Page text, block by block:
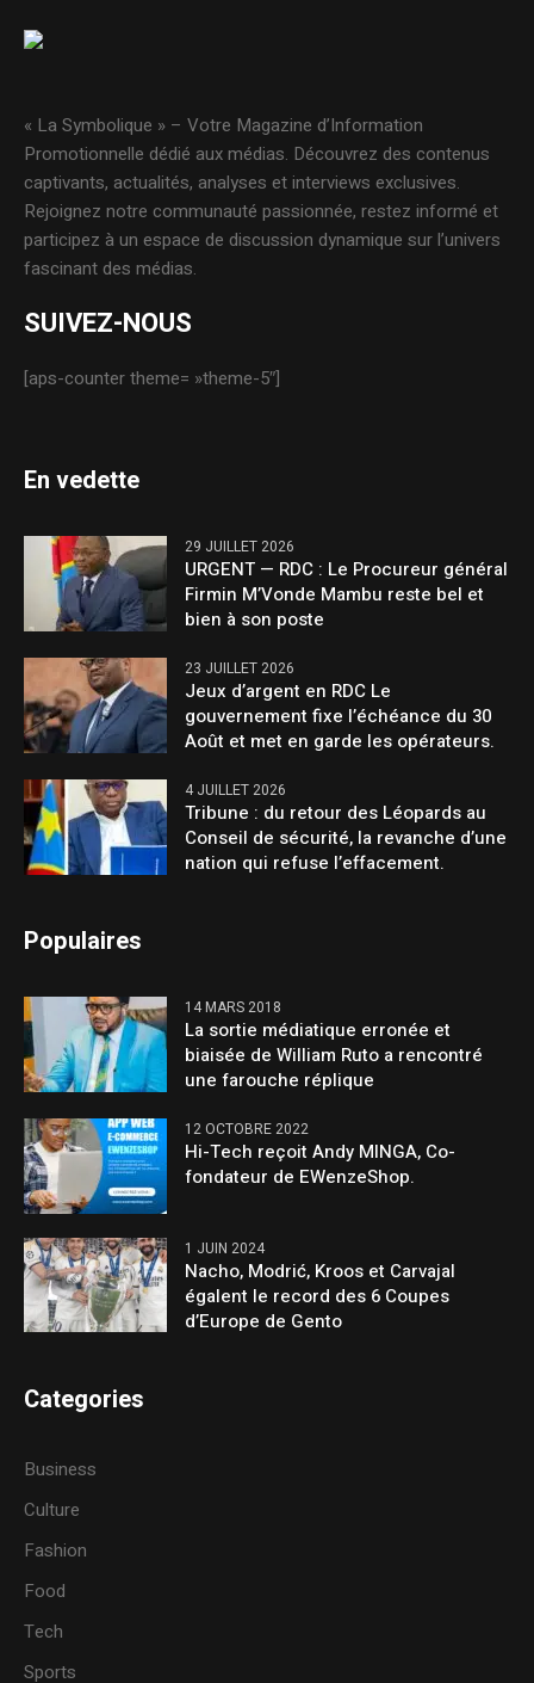
« La Symbolique » – Votre Magazine d’Information
Promotionnelle dédié aux médias. Découvrez des contenus
captivants, actualités, analyses et interviews exclusives.
Rejoignez notre communauté passionnée, restez informé et
participez à un espace de discussion dynamique sur l’univers
fascinant des médias.
SUIVEZ-NOUS
[aps-counter theme= »theme-5″]
En vedette
29 JUILLET 2026
URGENT — RDC : Le Procureur général
Firmin M’Vonde Mambu reste bel et
bien à son poste
23 JUILLET 2026
Jeux d’argent en RDC Le
gouvernement fixe l’échéance du 30
Août et met en garde les opérateurs.
4 JUILLET 2026
Tribune : du retour des Léopards au
Conseil de sécurité, la revanche d’une
nation qui refuse l’effacement.
Populaires
14 MARS 2018
La sortie médiatique erronée et
biaisée de William Ruto a rencontré
une farouche réplique
12 OCTOBRE 2022
Hi-Tech reçoit Andy MINGA, Co-
fondateur de EWenzeShop.
1 JUIN 2024
Nacho, Modrić, Kroos et Carvajal
égalent le record des 6 Coupes
d’Europe de Gento
Categories
Business
Culture
Fashion
Food
Tech
Sports